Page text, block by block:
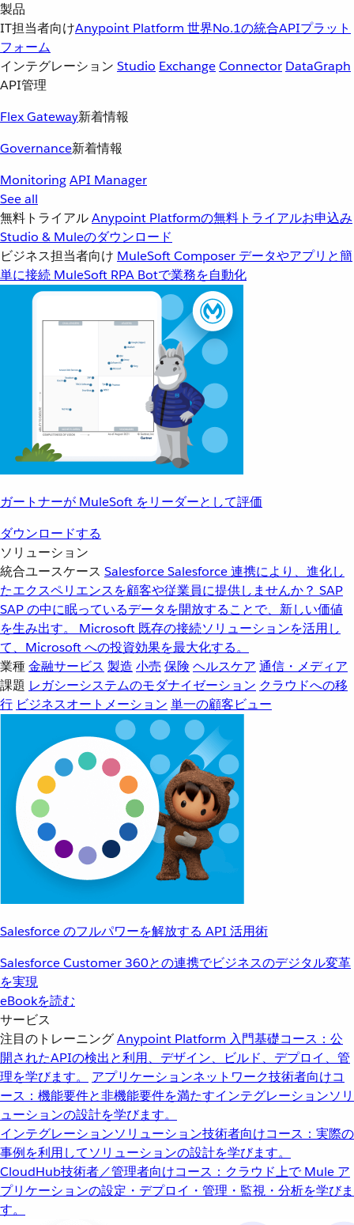
製品
IT担当者向けAnypoint Platform 世界No.1の統合APIプラット
フォーム
インテグレーション Studio ExchangeConnector DataGraph
API管理
Flex Gateway新着情報
Governance新着情報
MonitoringAPI Manager
See all
無料トライアルAnypoint Platformの無料トライアルお申込み
Studio & Muleのダウンロード
ビジネス担当者向け MuleSoft Composer データやアプリと簡
単に接続 MuleSoft RPA Botで業務を自動化
ガートナーが MuleSoft をリーダーとして評価
ダウンロードする
ソリューション
統合ユースケース SalesforceSalesforce 連携により、進化し
たエクスペリエンスを顧客や従業員に提供しませんか？ SAP
SAP の中に眠っているデータを開放することで、新しい価値
を生み出す。
Microsoft 既存の接続ソリューションを活用し
て、Microsoft への投資効果を最大化する。
業種金融サービス 製造 小売 保険 ヘルスケア 通信・メディア
課題 レガシーシステムのモダナイゼーション クラウドへの移
行 ビジネスオートメーション 単一の顧客ビュー
Salesforce のフルパワーを解放する API 活用術
Salesforce Customer 360との連携でビジネスのデジタル変革
を実現
eBookを読む
サービス
注目のトレーニングAnypoint Platform 入門基礎コース：公
開されたAPIの検出と利用、デザイン、ビルド、デプロイ、管
理を学びます。
アプリケーションネットワーク技術者向けコ
ース：機能要件と非機能要件を満たすインテグレーションソリ
ューションの設計を学びます。
インテグレーションソリューション技術者向けコース：実際の
事例を利用してソリューションの設計を学びます。
CloudHub技術者／管理者向けコース：クラウド上で Mule ア
プリケーションの設定・デプロイ・管理・監視・分析を学びま
す。